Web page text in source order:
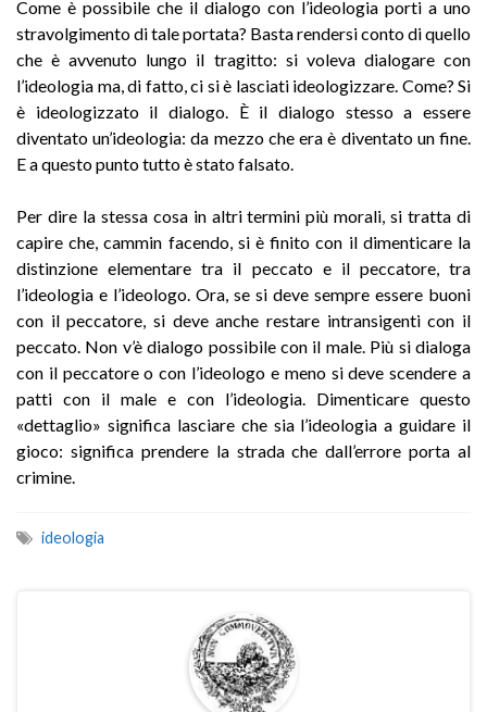
Come è possibile che il dialogo con l’ideologia porti a uno
stravolgimento di tale portata? Basta rendersi conto di quello
che è avvenuto lungo il tragitto: si voleva dialogare con
l’ideologia ma, di fatto, ci si è lasciati ideologizzare. Come? Si
è ideologizzato il dialogo. È il dialogo stesso a essere
diventato un’ideologia: da mezzo che era è diventato un fine.
E a questo punto tutto è stato falsato.
Per dire la stessa cosa in altri termini più morali, si tratta di
capire che, cammin facendo, si è finito con il dimenticare la
distinzione elementare tra il peccato e il peccatore, tra
l’ideologia e l’ideologo. Ora, se si deve sempre essere buoni
con il peccatore, si deve anche restare intransigenti con il
peccato. Non v’è dialogo possibile con il male. Più si dialoga
con il peccatore o con l’ideologo e meno si deve scendere a
patti con il male e con l’ideologia. Dimenticare questo
«dettaglio» significa lasciare che sia l’ideologia a guidare il
gioco: significa prendere la strada che dall’errore porta al
crimine.
ideologia